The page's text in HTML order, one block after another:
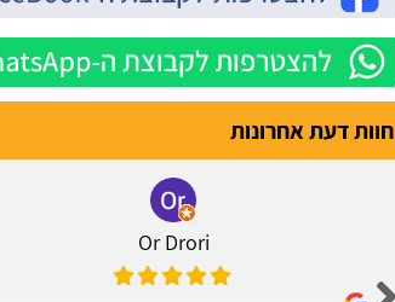
חוות דעת אחרונות
Or Drori